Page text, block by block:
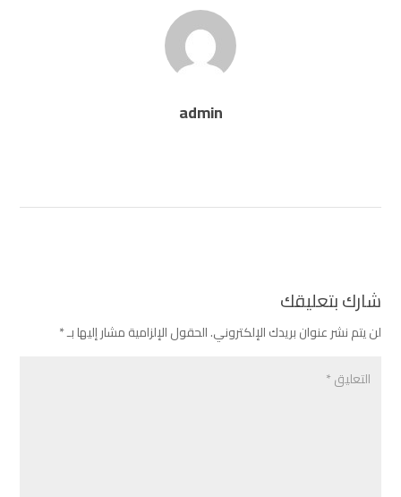
admin
شارك بتعليقك
لن يتم نشر عنوان بريدك الإلكتروني.الحقول الإلزامية مشار إليها بـ*